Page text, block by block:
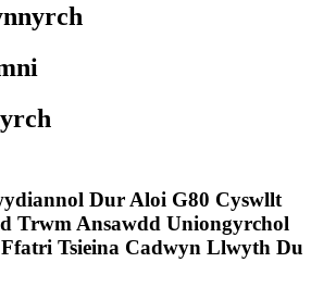
Dur Aloi G80 Cyswllt
Trwm Ansawdd Uniongyrchol
Tsieina Cadwyn Llwyth Du